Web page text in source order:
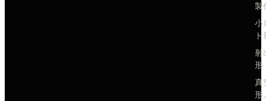
製
小
射
形
真
形